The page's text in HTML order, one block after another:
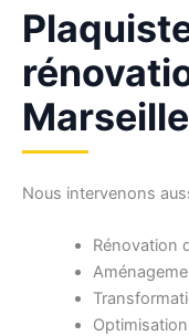
Nous intervenons
Rénovation